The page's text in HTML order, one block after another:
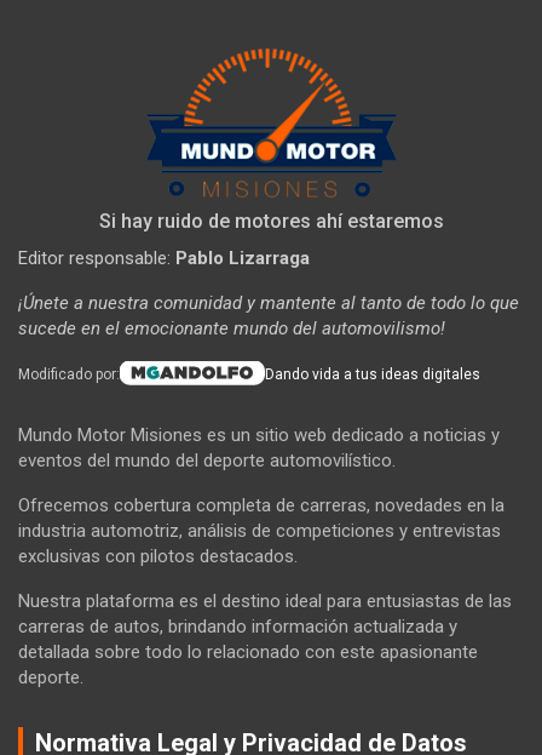
Si hay ruido de motores ahí estaremos
Editor responsable: Pablo Lizarraga
¡Únete a nuestra comunidad y mantente al tanto de todo lo que
sucede en el emocionante mundo del automovilismo!
Modificado por: Dando vida a tus ideas digitales
Mundo Motor Misiones es un sitio web dedicado a noticias y
eventos del mundo del deporte automovilístico.
Ofrecemos cobertura completa de carreras, novedades en la
industria automotriz, análisis de competiciones y entrevistas
exclusivas con pilotos destacados.
Nuestra plataforma es el destino ideal para entusiastas de las
carreras de autos, brindando información actualizada y
detallada sobre todo lo relacionado con este apasionante
deporte.
Normativa Legal y Privacidad de Datos